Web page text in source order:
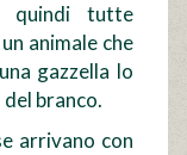
quindi tutte
animale che
gazzella lo
branco.
arrivano con